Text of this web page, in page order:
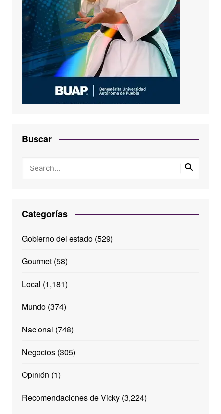
Buscar
Categorías
Gobierno del estado(529)
Gourmet(58)
Local (1,181)
Mundo(374)
Nacional (748)
Negocios(305)
Opinión (1)
Recomendaciones de Vicky(3,224)